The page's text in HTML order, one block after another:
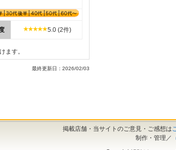
5.0 (2件)
ます。
最終更新日：2026/02/03
掲載店舗・当サイトのご意見・ご感想は
制作・管理／